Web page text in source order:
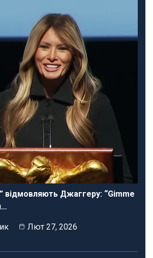
відмовляють Джаггеру: “Gimme
Лют 27, 2026